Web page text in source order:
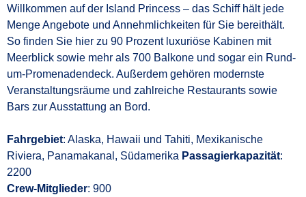
Willkommen auf der Island Princess – das Schiff hält jede
Menge Angebote und Annehmlichkeiten für Sie bereithält.
So finden Sie hier zu 90 Prozent luxuriöse Kabinen mit
Meerblick sowie mehr als 700 Balkone und sogar ein Rund-
um-Promenadendeck. Außerdem gehören modernste
Veranstaltungsräume und zahlreiche Restaurants sowie
Bars zur Ausstattung an Bord.
Fahrgebiet: Alaska, Hawaii und Tahiti, Mexikanische
Riviera, Panamakanal, Südamerika Passagierkapazität:
2200
Crew-Mitglieder: 900